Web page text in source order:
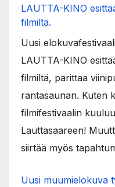
LAUTTA-KINO
filmiltä.
Uusi
LAUTTA-KINO
filmiltä, parittaa
rantasaunan. Kuten
filmifestivaalin
Lauttasaareen!
siirtää myös
Uusi muumielokuva